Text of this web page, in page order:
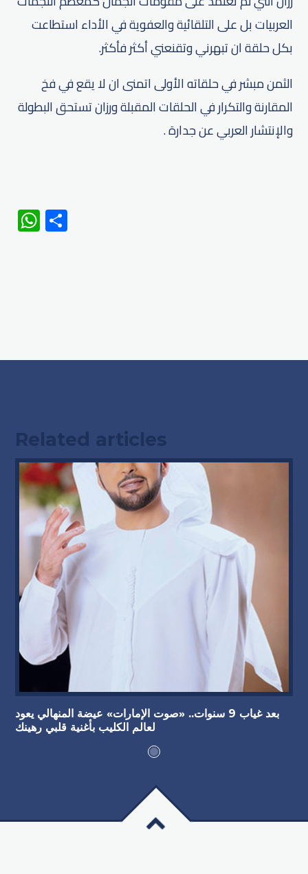
العربيات بل على التلقائية والعفوية في الأداء استطاعت
بكل حلقة ان تبهرني وتقنعني أكثر فأكثر.
الثمن مبشر في حلقاته الأولى اتمنى ان لا يقع في فخ
المقارنة والتكرار في الحلقات المقبلة ورزان تستحق البطولة
والإنتشار العربي عن جدارة .
WhatsApp
Related articles
بعد غياب 9 سنوات.. «صوت الإمارات» عيضة المنهالي يعود
لعالم الكليب بأغنية قلبي رهينك